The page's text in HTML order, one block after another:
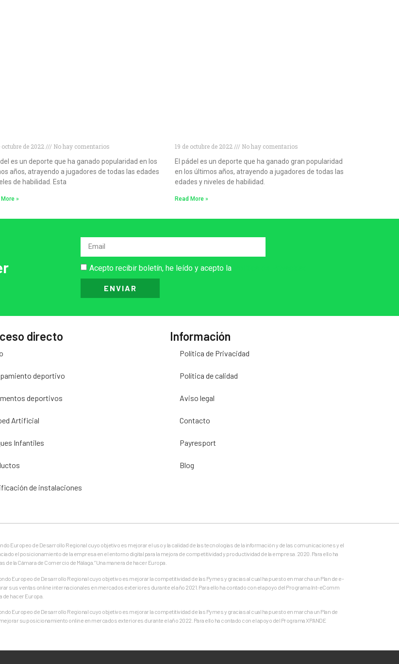
octubre de 2022
No hay comentarios
es un deporte que ha ganado popularidad en los
años, atrayendo a jugadores de todas las edades
de habilidad. Esta
More »
19 de octubre de 2022
No hay comentarios
El pádel es un deporte que ha ganado gran popularidad
en los últimos años, atrayendo a jugadores de todas las
edades y niveles de habilidad.
Read More »
Acepto recibir boletín, he leído y acepto la
ENVIAR
directo
deportivo
deportivos
Artificial
Infantiles
de instalaciones
Información
Política de Privacidad
Política de calidad
Aviso legal
Contacto
Payresport
Blog
Europeo de Desarrollo Regional cuyo objetivo es mejorar el uso y la calidad de las tecnologías de la información y de las comunicaciones y el
el posicionamiento de la empresa en el entorno digital para la mejora de competitividad y productividad de la empresa. 2020. Para ello ha
la Cámara de Comercio de Málaga.” Una manera de hacer Europa.
Europeo de Desarrollo Regional cuyo objetivo es mejorar la competitividad de las Pymes y gracias al cual ha puesto en marcha un Plan de e-
sus ventas online internacionales en mercados exteriores durante el año 2021. Para ello ha contado con el apoyo del Programa Int-eComm
de hacer Europa.
Europeo de Desarrollo Regional cuyo objetivo es mejorar la competitividad de las Pymes y gracias al cual ha puesto en marcha un Plan de
su posicionamiento online en mercados exteriores durante el año 2022. Para ello ha contado con el apoyo del Programa XPANDE